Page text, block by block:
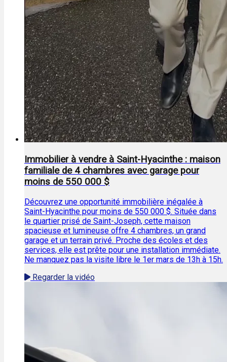
Immobilier à vendre à Saint-Hyacinthe : maison
familiale de 4 chambres avec garage pour
moins de 550 000 $
Découvrez une opportunité immobilière inégalée à
Saint-Hyacinthe pour moins de 550 000 $. Située dans
le quartier prisé de Saint-Joseph, cette maison
spacieuse et lumineuse offre 4 chambres, un grand
garage et un terrain privé. Proche des écoles et des
services, elle est prête pour une installation immédiate.
Ne manquez pas la visite libre le 1er mars de 13h à 15h.
Regarder la vidéo